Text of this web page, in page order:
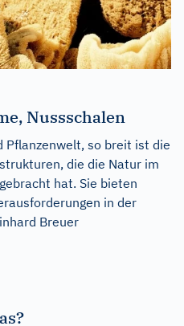
Nussschalen
Pflanzenwelt, so breit ist die
die die Natur im
hat. Sie bieten
in der
Breuer